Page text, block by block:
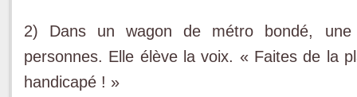
2) Dans un wagon de métro bondé, une
personnes. Elle élève la voix. « Faites de la
handicapé ! »